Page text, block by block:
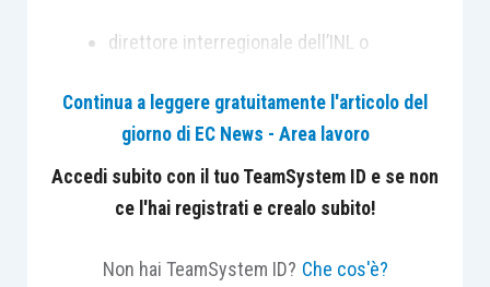
direttore interregionale dell’INL o
funzionario individuato dal direttore
interregionale dell’INL, esperto nella
materia della salute e sicurezza dei luoghi
di lavoro e operante presso uno degli
regionale;
Continua a leggere gratuitamente l'articolo del
giorno di EC News - Area lavoro
Accedi subito con il tuo TeamSystem ID e se non
ce l'hai registrati e crealo subito!
Non hai TeamSystem ID? Che cos'è?